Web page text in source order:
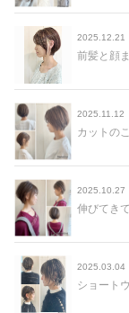
2025.12.21
前髪と顔
2025.11.12
カットの
2025.10.27
2025.03.04
ショート